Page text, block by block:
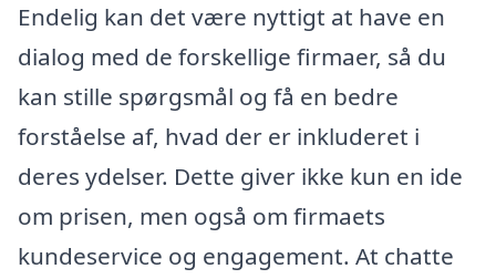
Endelig kan det være nyttigt at have en
dialog med de forskellige firmaer, så du
kan stille spørgsmål og få en bedre
forståelse af, hvad der er inkluderet i
deres ydelser. Dette giver ikke kun en ide
om prisen, men også om firmaets
kundeservice og engagement. At chatte